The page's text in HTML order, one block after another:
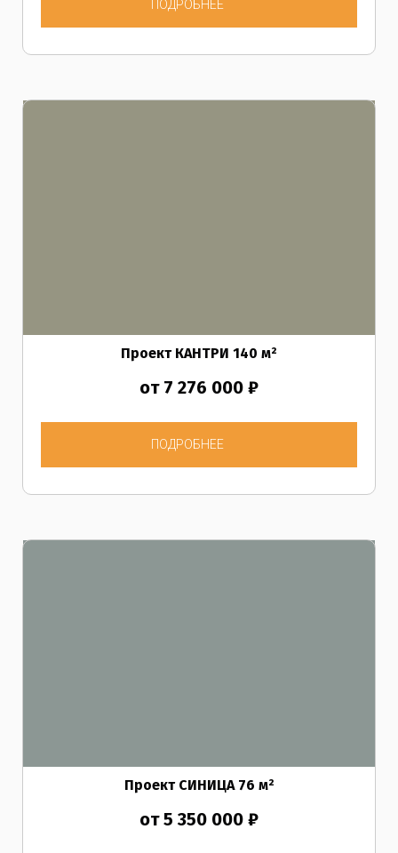
ПОДРОБНЕЕ
Проект КАНТРИ 140 м²
от 7 276 000 ₽
ПОДРОБНЕЕ
Проект СИНИЦА 76 м²
от 5 350 000 ₽